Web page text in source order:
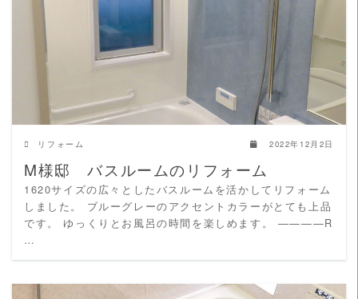
リフォーム 2022年12月2日
M様邸 バスルームのリフォーム
1620サイズの広々としたバスルームを活かしてリフォーム
しました。 ブルーグレーのアクセントカラーがとても上品
です。 ゆっくりとお風呂の時間を楽しめます。 ————R
…